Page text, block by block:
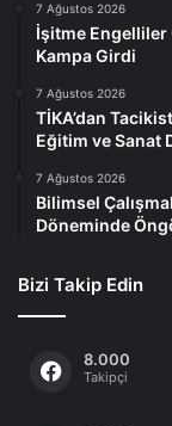
7 Ağustos 2026
İşitme Engelliler
Kampa Girdi
7 Ağustos 2026
TİKA’dan
Eğitim ve Sanat
7 Ağustos 2026
Bilimsel
Döneminde
Bizi Takip Edin
8.000
Takipçi